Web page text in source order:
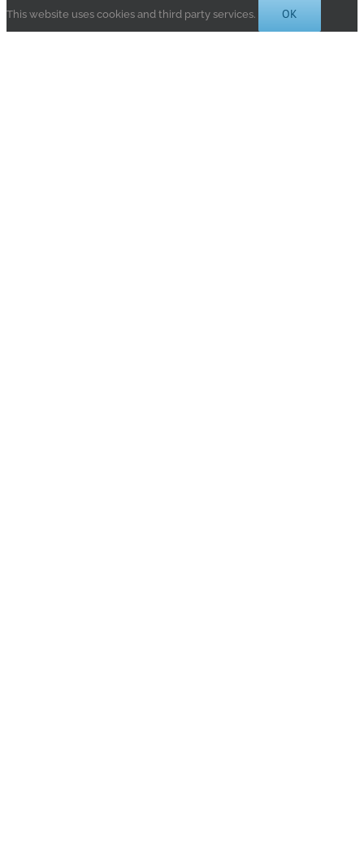
This website uses cookies and third party services. OK